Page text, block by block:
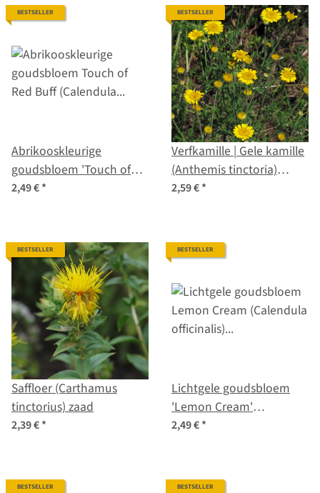
BESTSELLER
Abrikooskleurige
goudsbloem 'Touch of
Red Buff' (Calendula
2,49 €*
BESTSELLER
Verfkamille | Gele kamille
(Anthemis tinctoria)
zaden
2,59 €*
BESTSELLER
Saffloer (Carthamus
tinctorius) zaad
2,39 €*
BESTSELLER
Lichtgele goudsbloem
'Lemon Cream'
(Calendula officinalis)
2,49 €*
BESTSELLER BESTSELLER